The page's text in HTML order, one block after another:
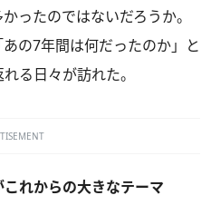
ったのではないだろうか。
の7年間は何だったのか」と
る日々が訪れた。
れからの大きなテーマ